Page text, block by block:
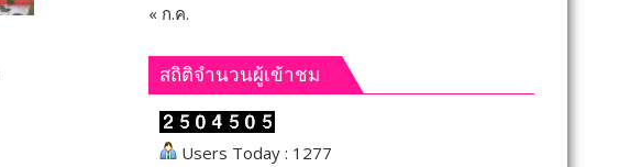
« ก.ค.
สถิติจำนวนผู้เข้าชม
Users Today : 1277